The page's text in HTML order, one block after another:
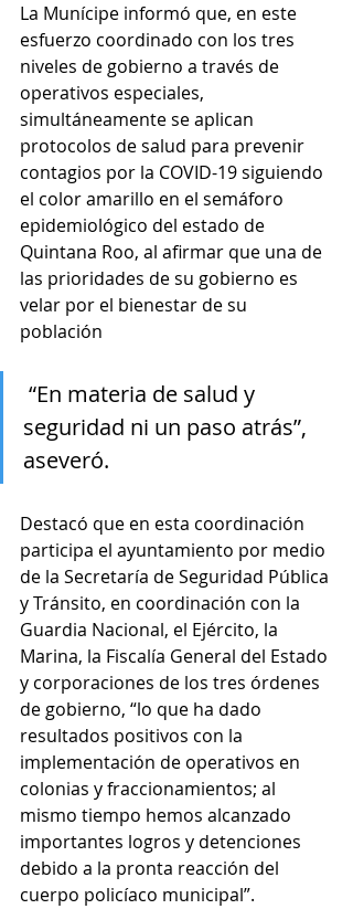
La Munícipe informó que, en este
esfuerzo coordinado con los tres
niveles de gobierno a través de
operativos especiales,
simultáneamente se aplican
protocolos de salud para prevenir
contagios por la COVID-19 siguiendo
el color amarillo en el semáforo
epidemiológico del estado de
Quintana Roo, al afirmar que una de
las prioridades de su gobierno es
velar por el bienestar de su
población
seguridad ni un paso atrás”,
aseveró.
Destacó que en esta coordinación
participa el ayuntamiento por medio
de la Secretaría de Seguridad Pública
y Tránsito, en coordinación con la
Guardia Nacional, el Ejército, la
Marina, la Fiscalía General del Estado
y corporaciones de los tres órdenes
de gobierno, “lo que ha dado
resultados positivos con la
implementación de operativos en
colonias y fraccionamientos; al
mismo tiempo hemos alcanzado
importantes logros y detenciones
debido a la pronta reacción del
cuerpo policíaco municipal”.